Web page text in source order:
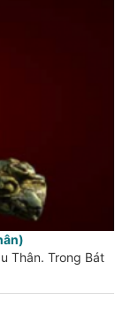
Thân. Trong Bát